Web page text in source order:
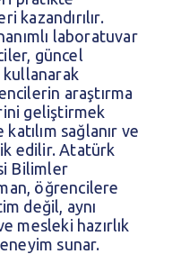
kazandırılır.
laboratuvar
güncel
araştırma
geliştirmek
sağlanır ve
edilir. Atatürk
Bilimler
öğrencilere
değil, aynı
mesleki hazırlık
sunar.